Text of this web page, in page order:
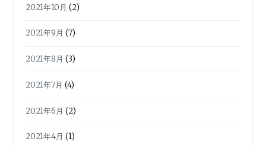
2021年10月 (2)
2021年9月 (7)
2021年8月 (3)
2021年7月 (4)
2021年6月 (2)
2021年4月 (1)